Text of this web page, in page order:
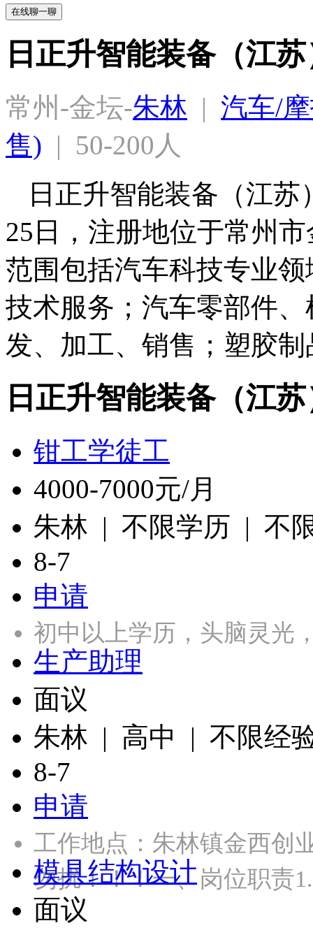
在线聊一聊
日正升智能装备（江
常州-金坛-朱林 | 汽车/
售) |  50-200人
日正升智能装备（江苏
25日，注册地位于常州
范围包括汽车科技专业
技术服务；汽车零部件
发、加工、销售；塑胶
日正升智能装备（江
钳工学徒工
4000-7000元/月
朱林 | 不限学历 | 不
8-7
申请
初中以上学历，头脑灵
生产助理
面议
朱林 | 高中 | 不限经
8-7
申请
工作地点：朱林镇金西创
勿扰！！！一、岗位职
模具结构设计
面议